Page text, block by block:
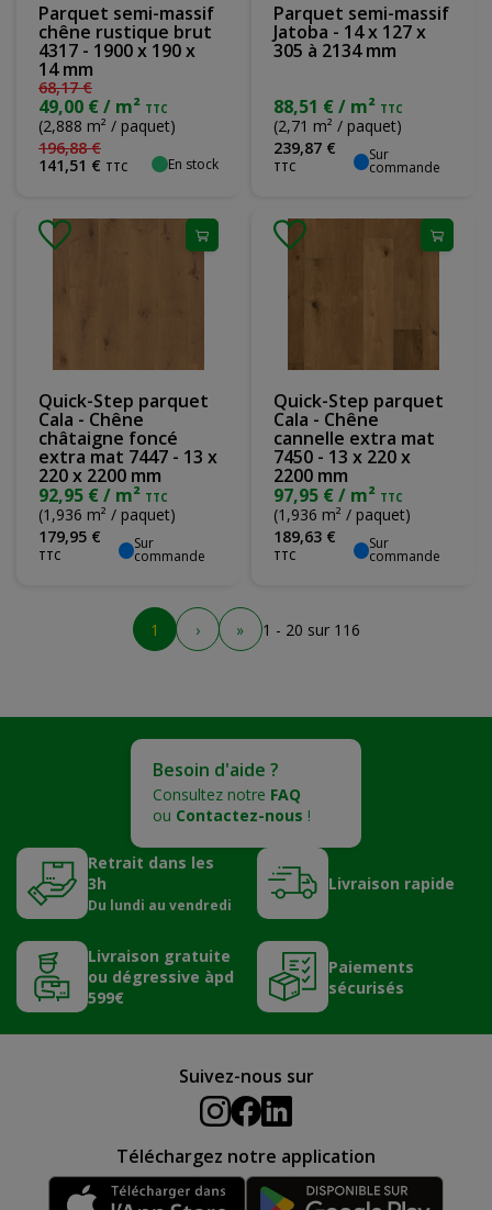
Parquet semi-massif
chêne rustique brut
4317 - 1900 x 190 x
14 mm
68,17€
49,00 € / m² TTC
(2,888 m² / paquet)
196,88€
141,51 € TTC En stock
Parquet semi-massif
Jatoba - 14 x 127 x
305 à 2134 mm
88,51 € / m² TTC
(2,71 m² / paquet)
239,87 €
TTC
Sur
commande
Quick-Step parquet
Cala - Chêne
châtaigne foncé
extra mat 7447 - 13 x
220 x 2200 mm
92,95 € / m² TTC
(1,936 m² / paquet)
179,95 €
TTC
Sur
commande
Quick-Step parquet
Cala - Chêne
cannelle extra mat
7450 - 13 x 220 x
2200 mm
97,95 € / m² TTC
(1,936 m² / paquet)
189,63 €
TTC
Sur
commande
1 › » 1 - 20 sur 116
Besoin d'aide ?
Consultez notre FAQ
ou Contactez-nous !
Retrait dans les
3h
Du lundi au vendredi
Livraison rapide
Livraison gratuite
ou dégressive àpd
599€
Paiements
sécurisés
Suivez-nous sur
Téléchargez notre application